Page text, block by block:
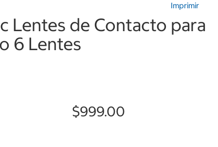
Imprimir
Lentes de Contacto para
6 Lentes
$999.00